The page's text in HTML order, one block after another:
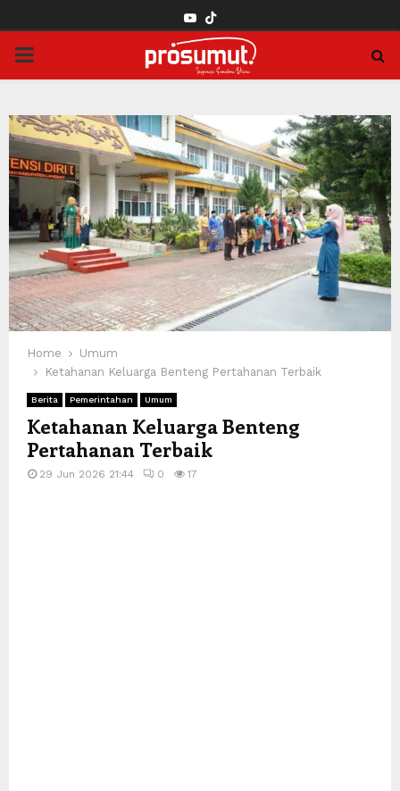
YOUTUBE
PRIMARY
Home
Umum
Ketahanan Keluarga Benteng Pertahanan Terbaik
Berita Pemerintahan Umum
Ketahanan Keluarga Benteng
Pertahanan Terbaik
29 Jun 2026 21:44 0 17